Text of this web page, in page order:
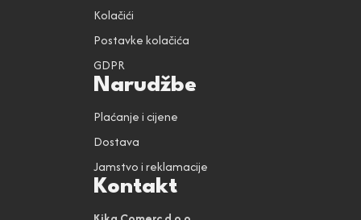
Kolačići
Postavke kolačića
GDPR
Narudžbe
Plaćanje i cijene
Dostava
Jamstvo i reklamacije
Kontakt